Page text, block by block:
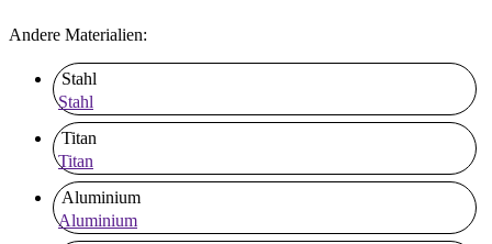
Andere Materialien:
Stahl
Stahl
Titan
Titan
Aluminium
Aluminium